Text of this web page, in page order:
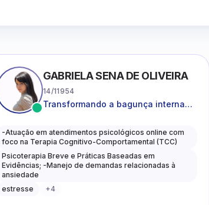
GABRIELA SENA DE OLIVEIRA
14/11954
Transformando a bagunça interna
leveza e caminhos mais gentis para
se viver.
-Atuação em atendimentos psicológicos online com
foco na Terapia Cognitivo-Comportamental (TCC)
Psicoterapia Breve e Práticas Baseadas em
Evidências; -Manejo de demandas relacionadas à
ansiedade
estresse
+4